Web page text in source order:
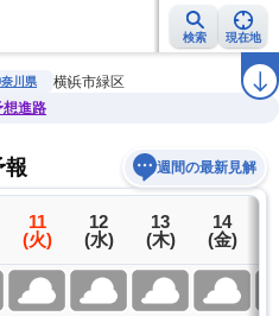
検索 現在地
報 警報・注意報 ラ
川県
横浜市緑区
想進路
報 週間の最新見解
11
(火)
12
(水)
13
(木)
14
(金)